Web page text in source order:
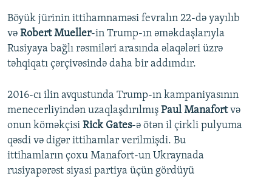
Böyük jürinin ittihamnaməsi fevralın 22-də yayılıb
və Robert Mueller-in Trump-ın əməkdaşlarıyla
Rusiyaya bağlı rəsmiləri arasında əlaqələri üzrə
təhqiqatı çərçivəsində daha bir addımdır.
2016-cı ilin avqustunda Trump-ın kampaniyasının
menecerliyindən uzaqlaşdırılmış Paul Manafortvə
onun köməkçisi Rick Gates-ə ötən il çirkli pulyuma
qəsdi və digər ittihamlar verilmişdi. Bu
ittihamların çoxu Manafort-un Ukraynada
rusiyapərəst siyasi partiya üçün gördüyü